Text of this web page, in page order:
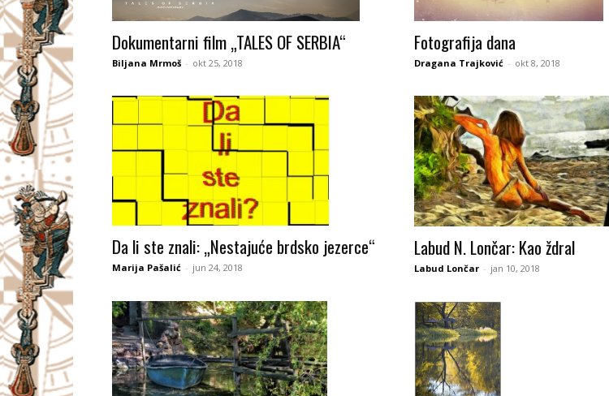
Dokumentarni film „TALES OF SERBIA“
Biljana Mrmoš - okt 25, 2018
Fotografija dana
Dragana Trajković - okt 8, 2018
Da li ste znali: „Nestajuće brdsko jezerce“
Marija Pašalić - jun 24, 2018
Labud N. Lončar: Kao ždral
Labud Lončar - jan 10, 2018